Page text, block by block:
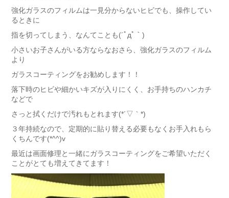
強化ガラスのフィルムは一見分からないヒビでも、操作してい
るときに
指を切ってしまう、なんてことも(´ﾟдﾟ｀)
小さいお子さんがいる方ならなおさら、強化ガラスのフィルム
より
ガラスコーティングをお勧めします！！
落下時のヒビや細かいキズが入りにくく、お手持ちのハンカチ
などで
さっと拭くだけで汚れもとれます(*´▽｀*)
３年持続なので、定期的に貼り替える必要もなくお手入れもら
くちんです(*^^)v
最近は画面修理と一緒にガラスコーティングをご希望いただく
ことがとても増えてきてます！